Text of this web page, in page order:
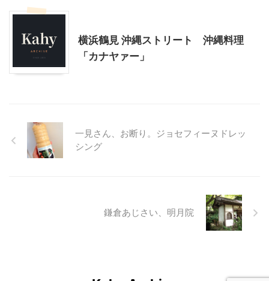
横浜鶴見 沖縄ストリート 沖縄料理
「カナヤァー」
一見さん、お断り。ジョセフィーヌドレッ
シング
鎌倉あじさい、明月院